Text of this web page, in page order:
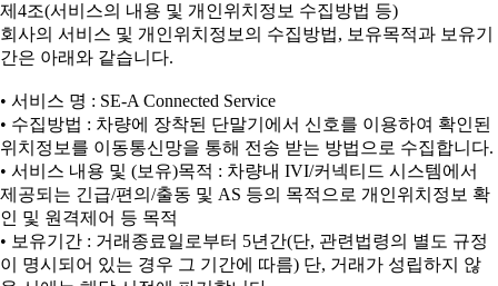
제4조(서비스의 내용 및 개인위치정보 수집방법 등)
회사의 서비스 및 개인위치정보의 수집방법, 보유목적과 보유기
간은 아래와 같습니다.
• 서비스 명 : SE-A Connected Service
• 수집방법 : 차량에 장착된 단말기에서 신호를 이용하여 확인된
위치정보를 이동통신망을 통해 전송 받는 방법으로 수집합니다.
• 서비스 내용 및 (보유)목적 : 차량내 IVI/커넥티드 시스템에서
제공되는 긴급/편의/출동 및 AS 등의 목적으로 개인위치정보 확
인 및 원격제어 등 목적
• 보유기간 : 거래종료일로부터 5년간(단, 관련법령의 별도 규정
이 명시되어 있는 경우 그 기간에 따름) 단, 거래가 성립하지 않